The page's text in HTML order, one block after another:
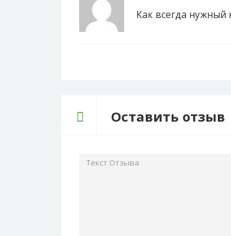
Как всегда нужный
Оставить отзыв